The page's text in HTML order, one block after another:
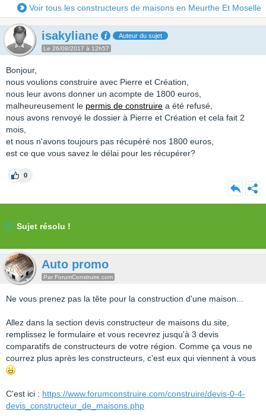
Voir tous les constructeurs de maisons en Meurthe Et Moselle
isakyliane Auteur du sujet
Le 26/08/2017 à 12h57
Bonjour,
nous voulions construire avec Pierre et Création,
nous leur avons donner un acompte de 1800 euros,
malheureusement le permis de construire a été refusé,
nous avons renvoyé le dossier à Pierre et Création et cela fait 2
mois,
et nous n'avons toujours pas récupéré nos 1800 euros,
est ce que vous savez le délai pour les récupérer?
0
Sujet résolu !
Auto promo
Par ForumConstruire.com
Ne vous prenez pas la tête pour la construction d'une maison...
Allez dans la section devis constructeur de maisons du site,
remplissez le formulaire et vous recevrez jusqu'à 3 devis
comparatifs de constructeurs de votre région. Comme ça vous ne
courrez plus après les constructeurs, c'est eux qui viennent à vous
C'est ici : https://www.forumconstruire.com/construire/devis-0-4-
devis_constructeur_de_maisons.php